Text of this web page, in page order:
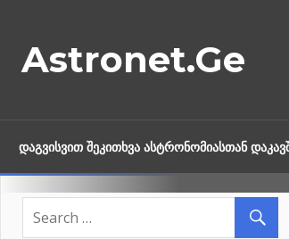
content
Astronet.Ge
ᲓᲐᲒᲕᲘᲡᲕᲘᲗ ᲨᲔᲙᲘᲗᲮᲕᲐ ᲐᲡᲢᲠᲝᲜᲝᲛᲘᲐᲡᲗᲐᲜ